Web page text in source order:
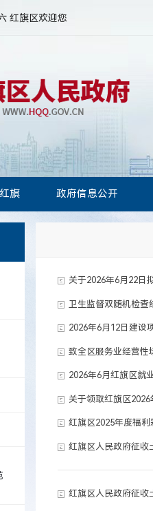
红旗区欢迎您
旗 政府信息公开
关于2026年6月22日
卫生监督双随机检查
2026年6月12日建设
致全区服务业经营性
2026年6月红旗区就
关于领取红旗区
红旗区2025年度福
红旗区人民政府征收
红旗区人民政府征收